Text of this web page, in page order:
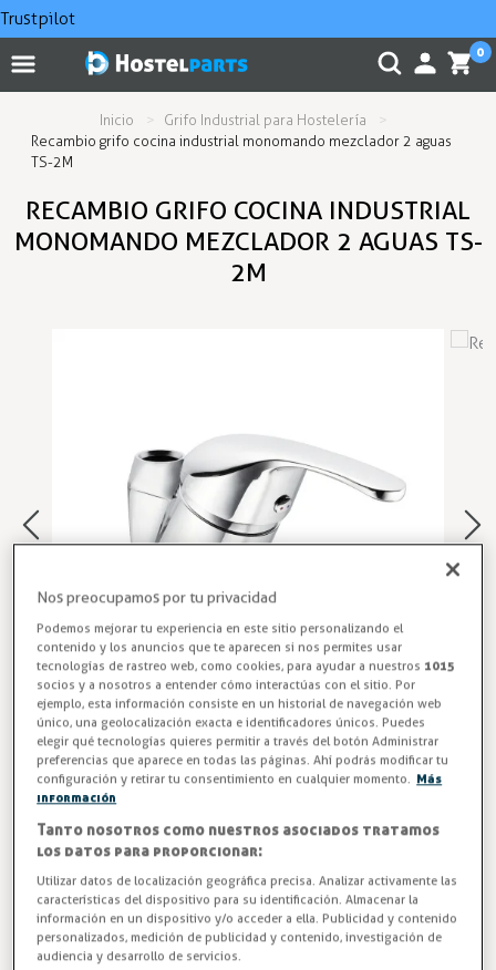
Trustpilot
0
Inicio
Grifo Industrial para Hostelería
Recambio grifo cocina industrial monomando mezclador 2 aguas
TS-2M
RECAMBIO GRIFO COCINA INDUSTRIAL
MONOMANDO MEZCLADOR 2 AGUAS TS-
2M
Repuesto Grifo Ducha Cocina
Grifo monomando mezclador para agua fría y caliente, para
grifos ducha monomando de gama TS. Modelo TS-2M.
Entrega en 24/48h
-3% AHORRA -2,79 €
Nos preocupamos por tu privacidad
Podemos mejorar tu experiencia en este sitio personalizando el
contenido y los anuncios que te aparecen si nos permites usar
tecnologías de rastreo web, como cookies, para ayudar a nuestros 1015
socios y a nosotros a entender cómo interactúas con el sitio. Por
ejemplo, esta información consiste en un historial de navegación web
único, una geolocalización exacta e identificadores únicos. Puedes
elegir qué tecnologías quieres permitir a través del botón Administrar
preferencias que aparece en todas las páginas. Ahí podrás modificar tu
configuración y retirar tu consentimiento en cualquier momento. Más
información
Tanto nosotros como nuestros asociados tratamos
los datos para proporcionar:
Utilizar datos de localización geográfica precisa. Analizar activamente las
características del dispositivo para su identificación. Almacenar la
información en un dispositivo y/o acceder a ella. Publicidad y contenido
personalizados, medición de publicidad y contenido, investigación de
audiencia y desarrollo de servicios.